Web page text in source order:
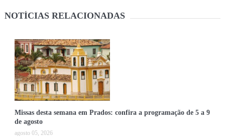
NOTÍCIAS RELACIONADAS
Missas desta semana em Prados: confira a programação de 5 a 9
de agosto
agosto 05, 2026